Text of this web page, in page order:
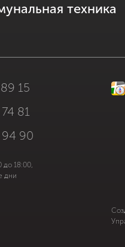
техника
15
81
90
до 18:00,
дни